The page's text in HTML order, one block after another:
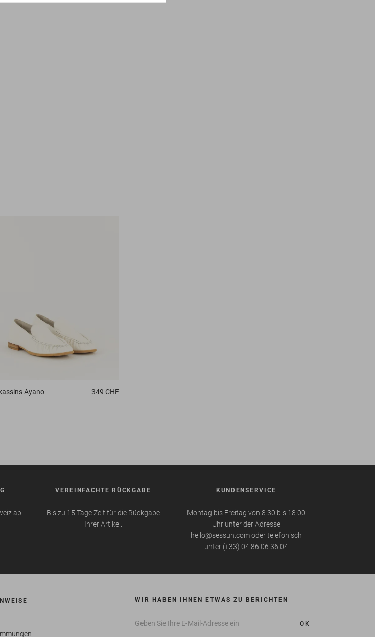
Ayano 349 CHF
ab
VEREINFACHTE RÜCKGABE
Bis zu 15 Tage Zeit für die Rückgabe
Ihrer Artikel.
KUNDENSERVICE
Montag bis Freitag von 8:30 bis 18:00
Uhr unter der Adresse
hello@sessun.com oder telefonisch
unter (+33) 04 86 06 36 04
WIR HABEN IHNEN ETWAS ZU BERICHTEN
OK